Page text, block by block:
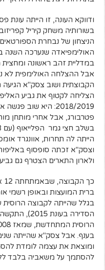
ודווקא העונה, זו הייתה
הניצחון של נבחרת
האולימפיאדה שנערכה השנה
במדליית זהב ראשונה
אבל ההצלחה האולימפית
הקבוצתית ושוב צסק"א
הצליחה לקטוף את גביע
2018/2019: היא
פטרבורג, אבל אחרי מותחן
הייתה לה תחרות, אוונגרד
ולארון התארים הצטרף גם
ברית המועצות ובאופן רשמי
בגלל שהייתה לקבוצה
הסדירה
בענף. אבל צסק"א שהייתה
ומוצאת את עצמה לומדת
להסתמך על משאביה בלבד